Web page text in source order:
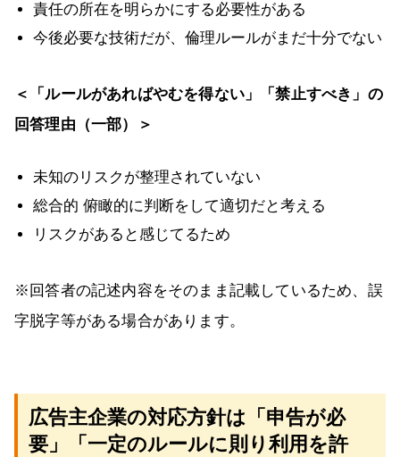
責任の所在を明らかにする必要性がある
今後必要な技術だが、倫理ルールがまだ十分でない
＜「ルールがあればやむを得ない」「禁止すべき」の
回答理由（一部）＞
未知のリスクが整理されていない
総合的 俯瞰的に判断をして適切だと考える
リスクがあると感じてるため
※回答者の記述内容をそのまま記載しているため、誤
字脱字等がある場合があります。
広告主企業の対応方針は「申告が必
要」「一定のルールに則り利用を許